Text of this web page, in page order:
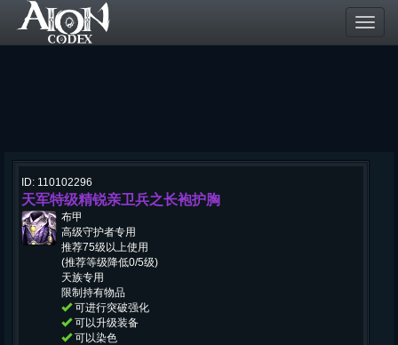
ID: 110102296
天军特级精锐亲卫兵之长袍护胸
布甲
高级守护者专用
推荐75级以上使用
(推荐等级降低0/5级)
天族专用
限制持有物品
可进行突破强化
可以升级装备
可以染色